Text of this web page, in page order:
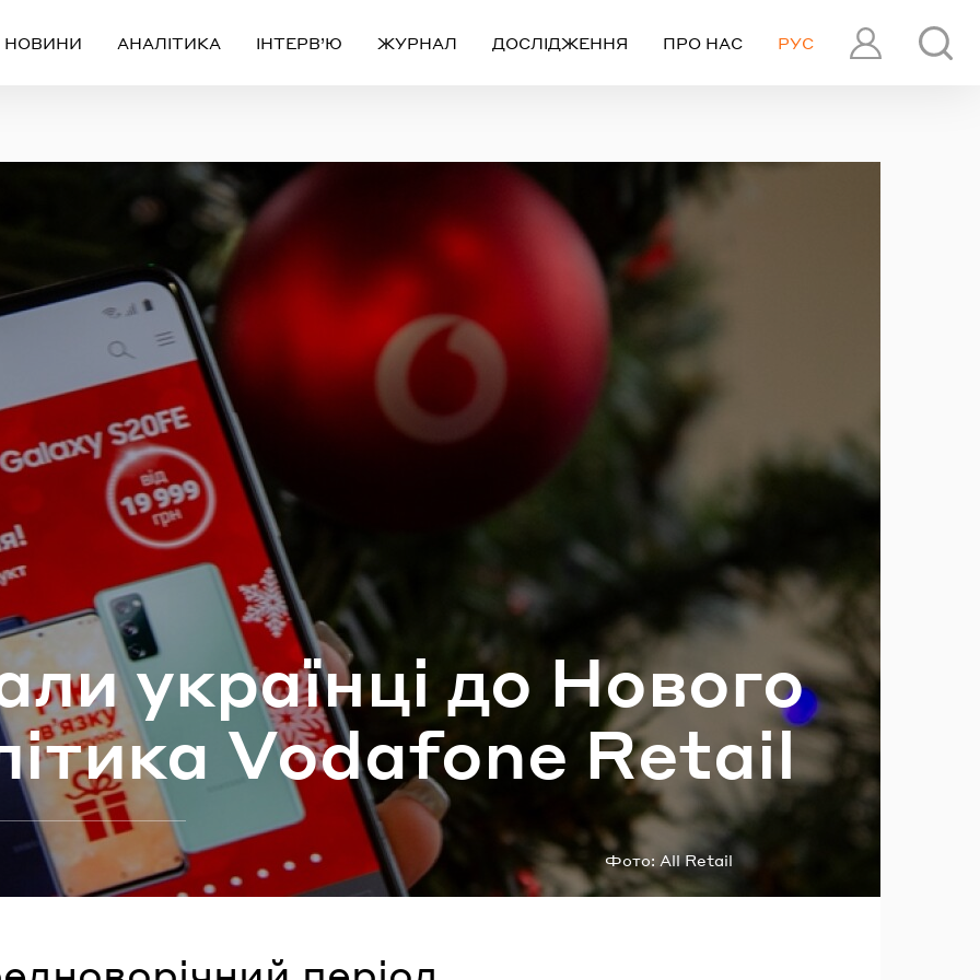
ПРОФІЛЬ
РУС
НОВИНИ АНАЛІТИКА ІНТЕРВ’Ю ЖУРНАЛ ДОСЛІДЖЕННЯ ПРО НАС
укра­їн­ці до Но­во­го
Vodafone Retail
Фото: All Retail
Вхід Реєстрація
ЧЕРЕЗ СОЦІАЛЬНІ МЕРЕЖІ
FACEBOOK GOOGLE
АБО
Забули пароль?
УВІЙТИ